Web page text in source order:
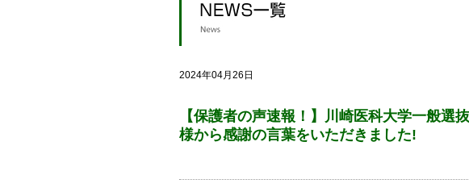
2024年04月26日
【保護者の声速報！】川崎医科大学一般選
様から感謝の言葉をいただきました!